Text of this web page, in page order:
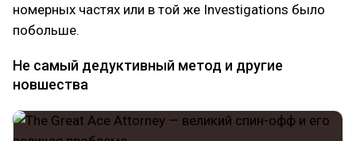
номерных частях или в той же Investigations было
побольше.
Не самый дедуктивный метод и другие
новшества